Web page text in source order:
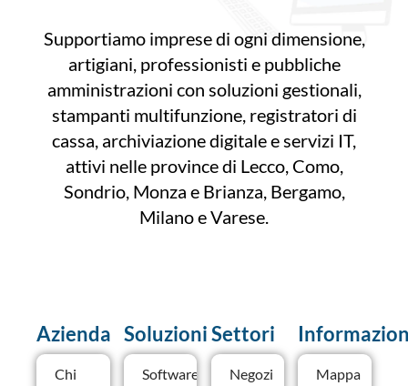
Supportiamo imprese di ogni dimensione,
artigiani, professionisti e pubbliche
amministrazioni con soluzioni gestionali,
stampanti multifunzione, registratori di
cassa, archiviazione digitale e servizi IT,
attivi nelle province di Lecco, Como,
Sondrio, Monza e Brianza, Bergamo,
Milano e Varese.
Azienda
Chi
Soluzioni
Software
Settori
Negozi
Mappa